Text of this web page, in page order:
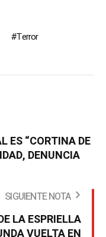
Terror
ES “CORTINA DE
DENUNCIA
SIGUIENTE NOTA
LA ESPRIELLA